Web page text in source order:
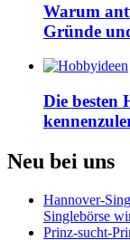
Warum
Gründe
Die besten
Neu bei uns
Hannover-
Singlebörse
Prinz-sucht-